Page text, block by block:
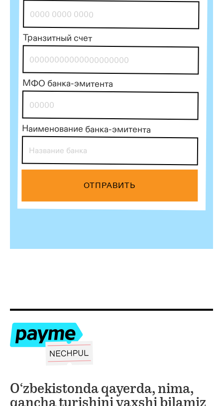
Транзитный счет
МФО банка-эмитента
Наименование банка-эмитента
O‘zbekistonda qayerda, nima,
qancha turishini yaxshi bilamiz